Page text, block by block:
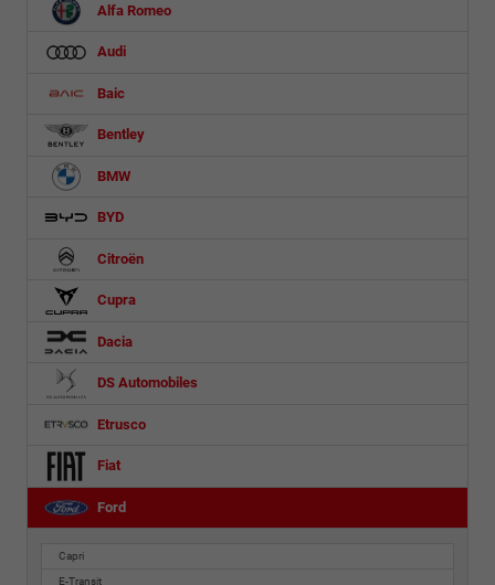
Alfa Romeo
Audi
Baic
Bentley
BMW
BYD
Citroën
Cupra
Dacia
DS Automobiles
Etrusco
Fiat
Ford
Capri
E-Transit